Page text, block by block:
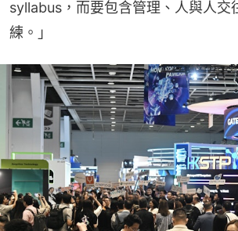
syllabus，而要包含管理、人與人交
練。」